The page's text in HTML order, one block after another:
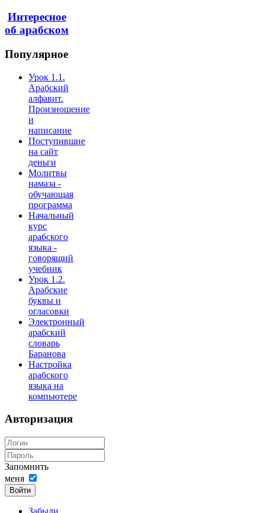
Интересное
об арабском
Популярное
Урок 1.1.
Арабский
алфавит.
Произношение
и
написание
Поступившие
на сайт
деньги
Молитвы
намаза -
обучающая
программа
Начальный
курс
арабского
языка -
говорящий
учебник
Урок 1.2.
Арабские
буквы и
огласовки
Электронный
арабский
словарь
Баранова
Настройка
арабского
языка на
компьютере
Авторизация
Запомнить
меня
Войти
Забыли